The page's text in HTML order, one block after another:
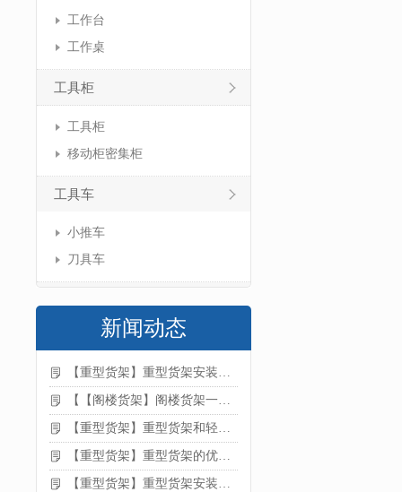
工作台
工作桌
工具柜
工具柜
移动柜密集柜
工具车
小推车
刀具车
新闻动态
【重型货架】重型货架安装注意事项
【【阁楼货架】阁楼货架一般有哪些用途
【重型货架】重型货架和轻型货架的区别是什么
【重型货架】重型货架的优缺点
【重型货架】重型货架安装需要注意什么？